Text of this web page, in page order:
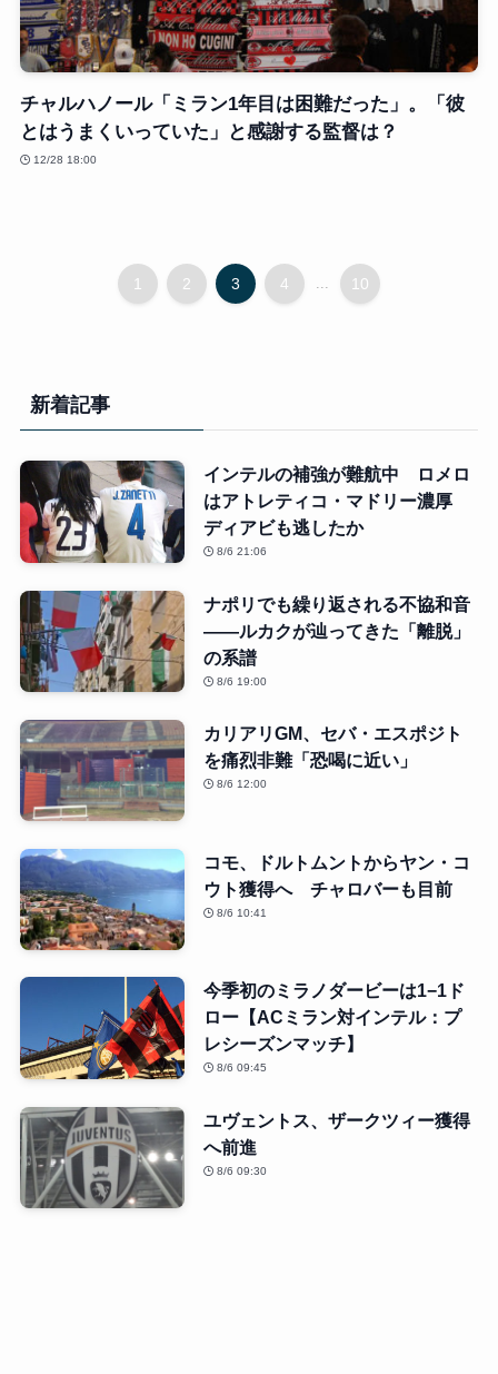
チャルハノール「ミラン1年目は困難だった」。「彼
とはうまくいっていた」と感謝する監督は？
12/28 18:00
1 2 3 4 ... 10
新着記事
インテルの補強が難航中 ロメロ
はアトレティコ・マドリー濃厚
ディアビも逃したか
8/6 21:06
ナポリでも繰り返される不協和音
――ルカクが辿ってきた「離脱」
の系譜
8/6 19:00
カリアリGM、セバ・エスポジト
を痛烈非難「恐喝に近い」
8/6 12:00
コモ、ドルトムントからヤン・コ
ウト獲得へ チャロバーも目前
8/6 10:41
今季初のミラノダービーは1−1ド
ロー【ACミラン対インテル：プ
レシーズンマッチ】
8/6 09:45
ユヴェントス、ザークツィー獲得
へ前進
8/6 09:30